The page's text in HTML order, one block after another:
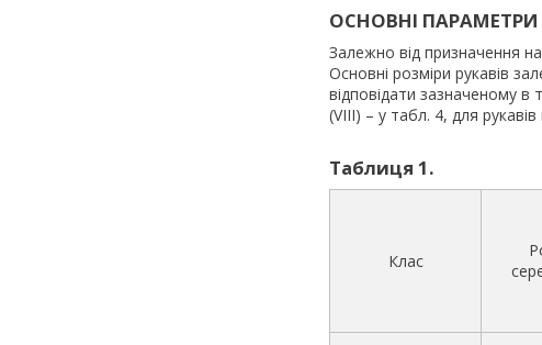
ОСНОВНІ ПАРАМЕТРИ
Залежно від призначення
Основні розміри рукавів
відповідати зазначеному в
(VIII) – у табл. 4, для
Таблиця 1.
Клас